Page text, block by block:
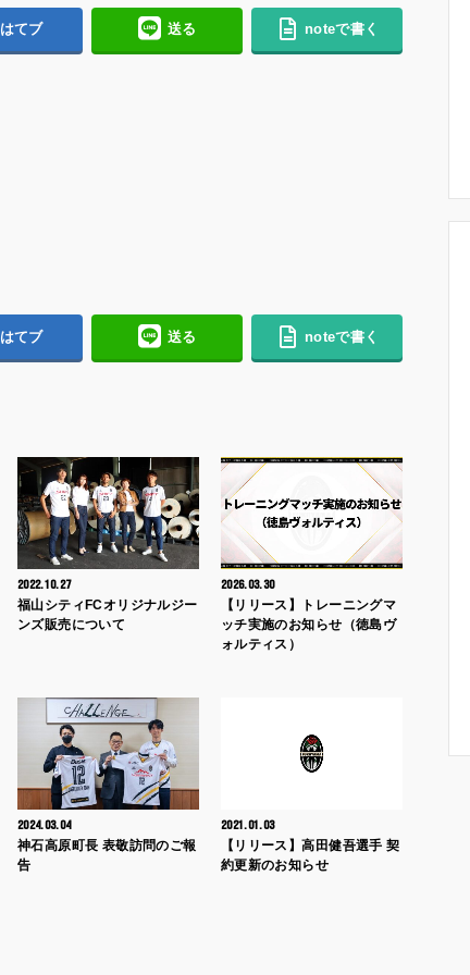
はてブ 送る noteで書く
はてブ 送る noteで書く
2022.10.27
福山シティFCオリジナルジー
ンズ販売について
2026.03.30
【リリース】トレーニングマ
ッチ実施のお知らせ（徳島ヴ
ォルティス）
2024.03.04
神石高原町長 表敬訪問のご報
告
2021.01.03
【リリース】高田健吾選手 契
約更新のお知らせ